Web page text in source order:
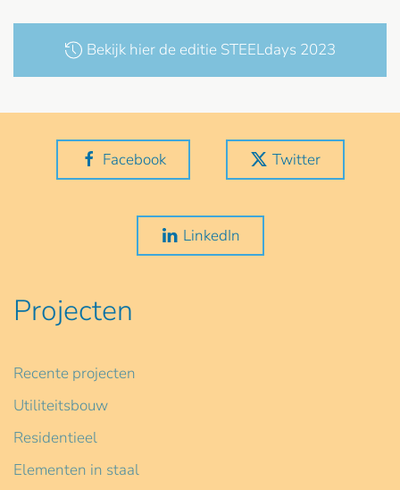
Bekijk hier de editie STEELdays 2023
Facebook Twitter
LinkedIn
Projecten
Recente projecten
Utiliteitsbouw
Residentieel
Elementen in staal